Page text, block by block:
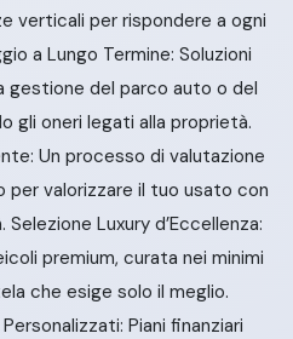
verticali per rispondere a ogni
a Lungo Termine: Soluzioni
gestione del parco auto o del
gli oneri legati alla proprietà.
Un processo di valutazione
per valorizzare il tuo usato con
Luxury d’Eccellenza:
premium, curata nei minimi
che esige solo il meglio.
Piani finanziari